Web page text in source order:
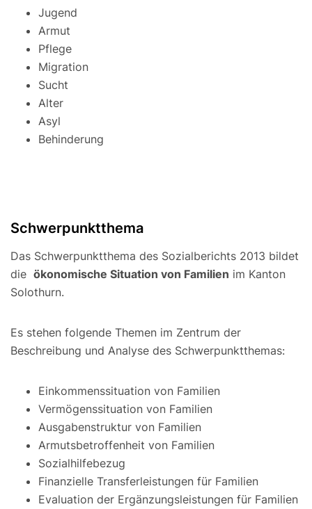
Jugend
Armut
Pflege
Migration
Sucht
Alter
Asyl
Behinderung
Schwerpunktthema
Das Schwerpunktthema des Sozialberichts 2013 bildet
die ökonomische Situation von Familien im Kanton
Solothurn.
Es stehen folgende Themen im Zentrum der
Beschreibung und Analyse des Schwerpunktthemas:
Einkommenssituation von Familien
Vermögenssituation von Familien
Ausgabenstruktur von Familien
Armutsbetroffenheit von Familien
Sozialhilfebezug
Finanzielle Transferleistungen für Familien
Evaluation der Ergänzungsleistungen für Familien